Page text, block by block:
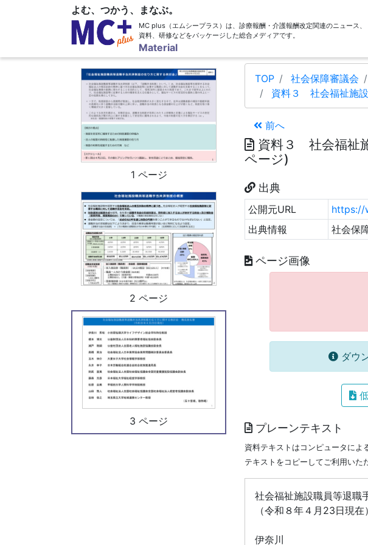
よむ、つかう、まなぶ。
MC plus（エムシープラス）は、診療報酬・介護報酬改定関連のニュース、
資料、研修などをパッケージした総合メディアです。
Material
1 ページ
2 ページ
3 ページ
TOP 社会保障審議会
資料３ 社会福祉施設
前へ
資料３ 社会福祉
ページ)
出典
公開元URL
https://
出典情報
社会保
ページ画像
ダウ
プレーンテキスト
資料テキストはコンピュータによ
テキストをコピーしてご利用いた
社会福祉施設職員等退職
（令和８年４月23日現在）
伊奈川